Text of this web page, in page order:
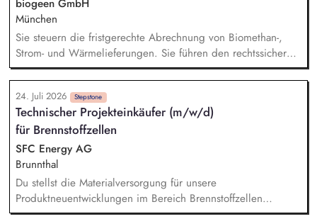
biogeen GmbH
München
Sie steuern die fristgerechte Abrechnung von Biomethan-,
Strom- und Wärmelieferungen. Sie führen den rechtssicheren
Nachweis für nachhaltig erzeugtes Biomethan über Systeme
wie Nabisy, SURE sowie das dena-Biomethanregister. Sie
übernehmen das operative Nominierungsmanagement an den
Schnittstellen des Energiemarktes. Sie analysieren komplexe
Datensätze, erstellen aussagekräftige energiewirtschaftliche
Reports und sichern eine hohe Datenqualität für interne
Schnittstellen und Managemententscheidungen.
24. Juli 2026 Stepstone
Technischer Projekteinkäufer (m/w/d)
für Brennstoffzellen
SFC Energy AG
Brunnthal
Du stellst die Materialversorgung für unsere
Produktneuentwicklungen im Bereich Brennstoffzellen
(Direktmethanol und Wasserstoff) und Energielösungen sicher.